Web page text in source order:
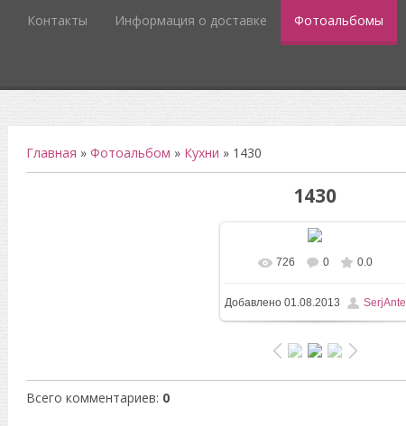
Контакты Информация о доставке Фотоальбомы
Главная » Фотоальбом » Кухни » 1430
1430
В реальном размере
1200x1600/ 170.9Kb
726 0 0.0
Добавлено01.08.2013 SerjAnte
Всего комментариев: 0